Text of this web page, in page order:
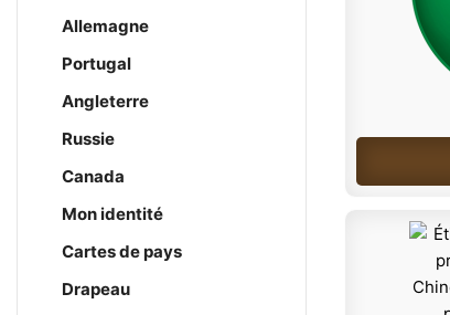
Allemagne
Portugal
Angleterre
Russie
Canada
Mon identité
Cartes de pays
Drapeau